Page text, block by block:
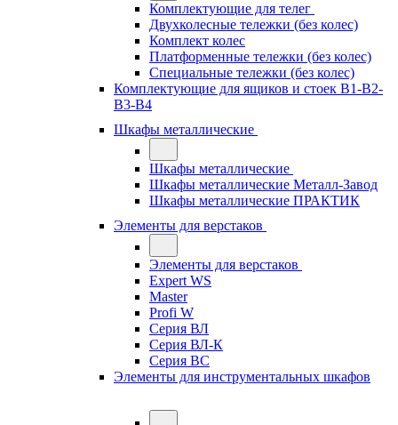
Комплектующие для телег
Двухколесные тележки (без колес)
Комплект колес
Платформенные тележки (без колес)
Специальные тележки (без колес)
Комплектующие для ящиков и стоек В1-В2-
В3-В4
Шкафы металлические
Шкафы металлические
Шкафы металлические Металл-Завод
Шкафы металлические ПРАКТИК
Элементы для верстаков
Элементы для верстаков
Expert WS
Master
Profi W
Серия ВЛ
Серия ВЛ-К
Серия ВС
Элементы для инструментальных шкафов